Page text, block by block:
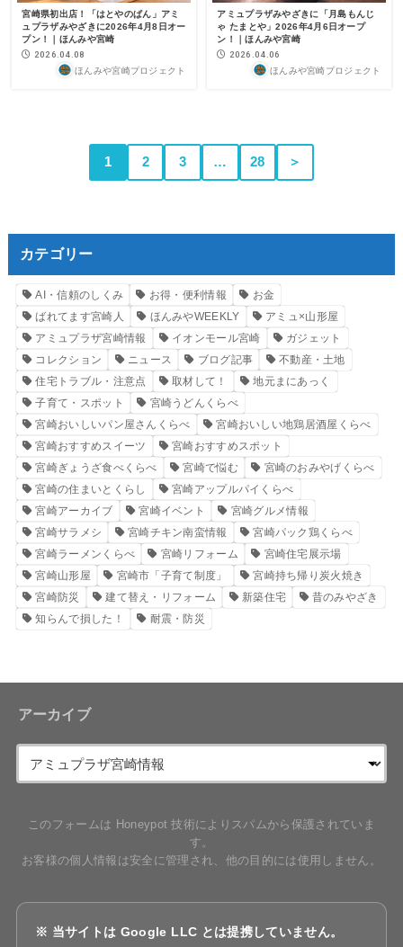
宮崎県初出店！「はとやのぱん」アミ
ュプラザみやざきに2026年4月8日オー
プン！｜ほんみや宮崎
2026.04.08
ほんみや宮崎プロジェクト
アミュプラザみやざきに「月島もんじ
ゃ たまとや」2026年4月6日オープ
ン！｜ほんみや宮崎
2026.04.06
ほんみや宮崎プロジェクト
1 2 3 … 28 ＞
カテゴリー
AI・信頼のしくみ お得・便利情報
お金
ばれてます宮崎人
ほんみやWEEKLY
アミュ×山形屋
アミュプラザ宮崎情報
イオンモール宮崎
ガジェット
コレクション
ニュース ブログ記事
不動産・土地
住宅トラブル・注意点
取材して！
地元まにあっく
子育て・スポット
宮崎うどんくらべ
宮崎おいしいパン屋さんくらべ
宮崎おいしい地鶏居酒屋くらべ
宮崎おすすめスイーツ
宮崎おすすめスポット
宮崎ぎょうざ食べくらべ
宮崎で悩む
宮崎のおみやげくらべ
宮崎の住まいとくらし
宮崎アップルパイくらべ
宮崎アーカイブ
宮崎イベント
宮崎グルメ情報
宮崎サラメシ
宮崎チキン南蛮情報
宮崎パック鶏くらべ
宮崎ラーメンくらべ
宮崎リフォーム
宮崎住宅展示場
宮崎山形屋
宮崎市「子育て制度」
宮崎持ち帰り炭火焼き
宮崎防災
建て替え・リフォーム 新築住宅
昔のみやざき
知らんで損した！
耐震・防災
アーカイブ
このフォームは Honeypot 技術によりスパムから保護されていま
す。
お客様の個人情報は安全に管理され、他の目的には使用しません。
※ 当サイトは Google LLC とは提携していません。